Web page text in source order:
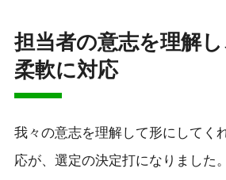
担当者の意志を理解
柔軟に対応
我々の意志を理解して形にしてく
応が、選定の決定打になりました。